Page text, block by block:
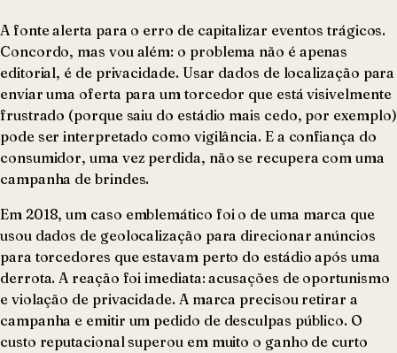
A fonte alerta para o erro de capitalizar eventos trágicos.
Concordo, mas vou além: o problema não é apenas
editorial, é de privacidade. Usar dados de localização para
enviar uma oferta para um torcedor que está visivelmente
frustrado (porque saiu do estádio mais cedo, por exemplo)
pode ser interpretado como vigilância. E a confiança do
consumidor, uma vez perdida, não se recupera com uma
campanha de brindes.
Em 2018, um caso emblemático foi o de uma marca que
usou dados de geolocalização para direcionar anúncios
para torcedores que estavam perto do estádio após uma
derrota. A reação foi imediata: acusações de oportunismo
e violação de privacidade. A marca precisou retirar a
campanha e emitir um pedido de desculpas público. O
custo reputacional superou em muito o ganho de curto